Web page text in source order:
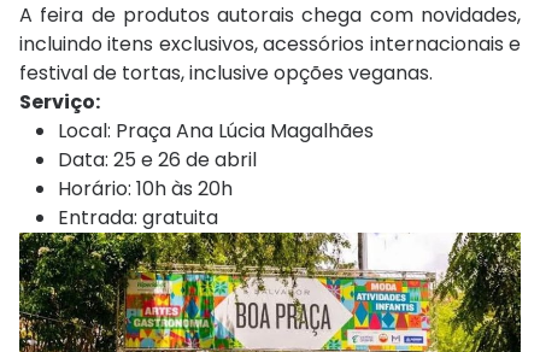
A feira de produtos autorais chega com novidades,
incluindo itens exclusivos, acessórios internacionais e
festival de tortas, inclusive opções veganas.
Serviço:
Local: Praça Ana Lúcia Magalhães
Data: 25 e 26 de abril
Horário: 10h às 20h
Entrada: gratuita